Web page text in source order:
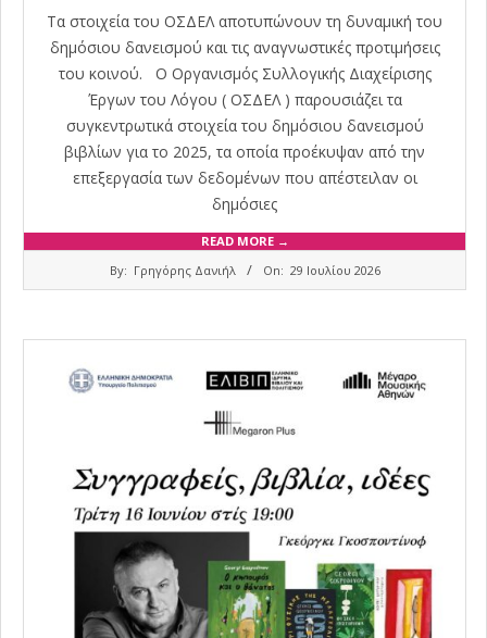
Τα στοιχεία του ΟΣΔΕΛ αποτυπώνουν τη δυναμική του
δημόσιου δανεισμού και τις αναγνωστικές προτιμήσεις
του κοινού. Ο Οργανισμός Συλλογικής Διαχείρισης
Έργων του Λόγου ( ΟΣΔΕΛ ) παρουσιάζει τα
συγκεντρωτικά στοιχεία του δημόσιου δανεισμού
βιβλίων για το 2025, τα οποία προέκυψαν από την
επεξεργασία των δεδομένων που απέστειλαν οι
δημόσιες
READ MORE →
By: Γρηγόρης Δανιήλ On: 29 Ιουλίου 2026